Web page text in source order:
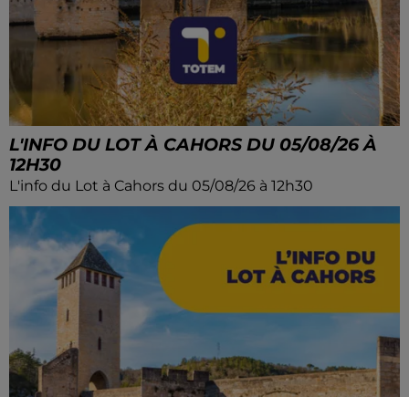
L'INFO DU LOT À CAHORS DU 05/08/26 À
12H30
L'info du Lot à Cahors du 05/08/26 à 12h30